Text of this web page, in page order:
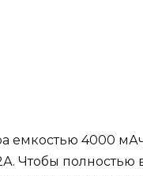
емкостью 4000
Чтобы полностью